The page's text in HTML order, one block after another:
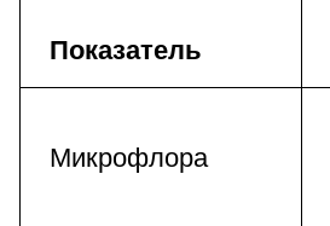
Показатель
Микрофлора